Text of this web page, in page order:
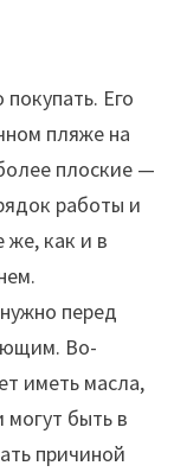
Его
пляже на
плоские —
работы и
же, как и в
перед
Во-
иметь масла,
могут быть в
причиной